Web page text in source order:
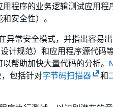
程序的业务逻辑测试应用程
安全性）。
异常安全模式，并指出容易
计规范）和应用程序源代码
帮助加快大量代码的分析。
包括针对字节码扫描器 和